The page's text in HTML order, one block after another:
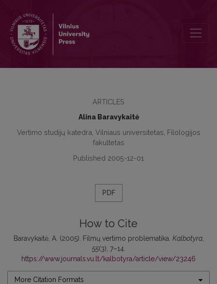
ARTICLES
Alina Baravykaitė
Vertimo studijų katedra, Vilniaus universitetas, Filologijos
fakultetas
Published 2005-12-01
PDF
How to Cite
Baravykaitė, A. (2005). Filmų vertimo problematika. Kalbotyra,
55(3), 7–14.
https://www.journals.vu.lt/kalbotyra/article/view/23246
More Citation Formats